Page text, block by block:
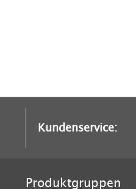
Kundenservice:
Produktgruppen